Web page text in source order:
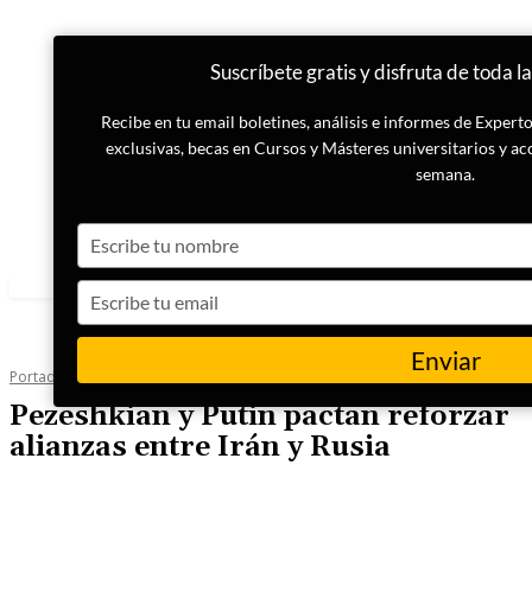
Portada Actualidad
Pezeshkian y Putin pactan reforzar
alianzas entre Irán y Rusia
Suscríbete gratis y disfruta de toda
Recibe en tu email boletines, análisis e informes de
exclusivas, becas en Cursos y Másteres universitarios y
semana.
your
name
your
email
Enviar